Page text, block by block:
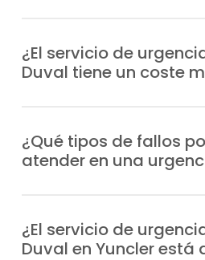
distribuidas
a tu ubicación en Yuncler
¿El servicio de
Duval tiene un coste
fuera de horario habitual,
urgencias tiene un
¿Qué tipos de fallos
atender en una
encendido y fugas,
presión, bloqueos o
¿El servicio de
Duval en Yuncler está